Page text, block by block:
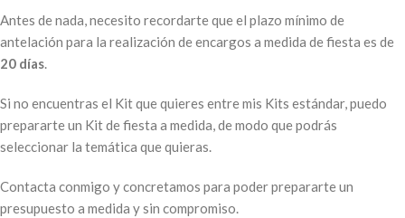
Antes de nada, necesito recordarte que el plazo mínimo de
antelación para la realización de encargos a medida de fiesta es de
20 días.
Si no encuentras el Kit que quieres entre mis Kits estándar, puedo
prepararte un Kit de fiesta a medida, de modo que podrás
seleccionar la temática que quieras.
Contacta conmigo y concretamos para poder prepararte un
presupuesto a medida y sin compromiso.